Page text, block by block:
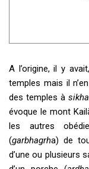
A l’origine, il y
temples mais il
des temples à
évoque le mont
les autres
(garbhagrha) de
d’une ou plusieurs